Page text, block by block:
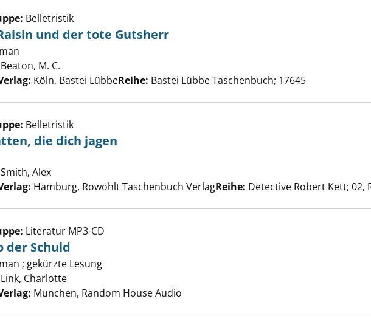
von Agatha Raisin und der tote Gutsherr anzeigen
Belletristik
und der tote Gutsherr
Beaton, M. C.
Köln, Bastei LübbeReihe: Bastei Lübbe Taschenbuch; 17645
von Die Schatten, die dich jagen anzeigen
Belletristik
die dich jagen
Smith, Alex
Hamburg, Rowohlt Taschenbuch VerlagReihe: Detective Robert Kett; 02,
von Das Echo der Schuld anzeigen
Literatur MP3-CD
der Schuld
; gekürzte Lesung
Link, Charlotte
München, Random House Audio